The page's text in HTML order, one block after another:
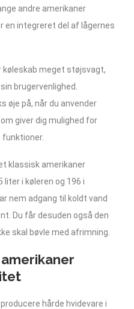
andre amerikaner
en integreret del af lågernes
køleskab meget støjsvagt,
brugervenlighed.
øje på, når du anvender
giver dig mulighed for
klassisk amerikaner
liter i køleren og 196 i
nem adgang til koldt vand
Du får desuden også den
skal bøvle med afrimning.
hårde hvidevare i